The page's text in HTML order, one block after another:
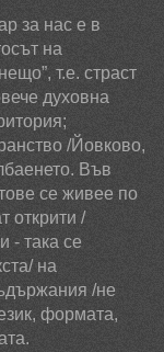
за нас е в
на
т.е. страст
духовна
/Йовково,
Във
се живее по
открити /
- така се
на
/не
формата,